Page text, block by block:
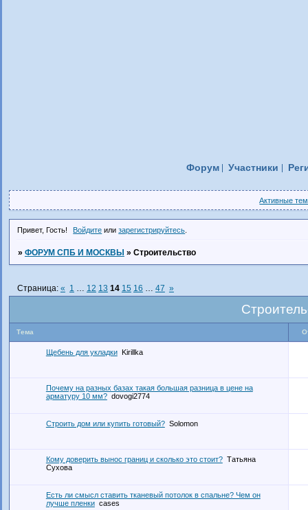
Форум Участники
Активные
Привет, Гость! Войдите илизарегистрируйтесь
» ФОРУМ СПБ И МОСКВЫ » Строительство
Страница: « 1 … 12 13 14 15 16 … 47 »
Тема
Щебень для укладки Kirillka
Почему на разных базах такая большая разница в цене на
арматуру 10 мм? dovogi2774
Строить дом или купить готовый? Solomon
Кому доверить вынос границ и сколько это стоит? Татьяна
Сухова
Есть ли смысл ставить тканевый потолок в спальне? Чем он
лучше пленки cases